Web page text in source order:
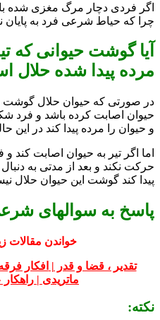
اگر فردی دچار مرگ مغزی شده
چرا که حیاط شرعی فرد به
آیا گوشت حیوانی که
مرده پیدا شده حلال
در صورتی که حیوان حلال گوشت
حیوان اصابت کرده باشد و فرد
و حیوان را مرده پیدا کند در
اما اگر تیر به حیوان اصابت کند
حرکت نکند و بعد از مدتی به
پیدا کند گوشت این حیوان حلال
پاسخ به سوالهای
خواندن مقالات
تقدیر ، قضا و قدر | افکار
ماتریدی |
نکته: